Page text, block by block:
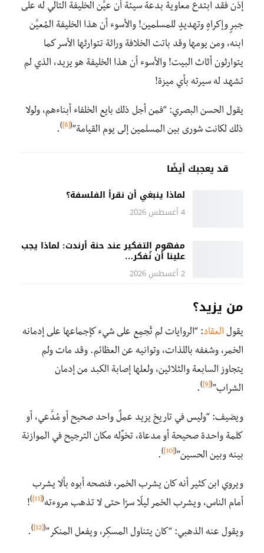
إذن فقد ابتدع معاوية بدعة سيئة أن عيَّن الخليفة التالي له على
جبرٍ وإكراهٍ وتهديدٍ للمسلمين! والأسوء أن هذا الخليفة المُعيَّن
ابنه، ومن يومها وقد باتت الخلافة وراثة تتوارثها الأسر كما
يتوارثون أثاث البيت! والأسوء أن هذا الخليفة هو يزيد، الذي لم
تشهد له سيرته بأي ميزة!
يقول الحسن البصري: “فمن أجل ذلك بايع الخلفاء أبناءهم، ولولا
ذلك لكانت شورى بين المسلمين إلى يوم القيامة”(
[8]
)
.
قد يعجبك أيضًا
لماذا ينبغي أن نقرأ الفلسفة؟
4 أغسطس 2026
مفهوم التفكير عند حنة أرندت: لماذا يجب
علينا أن نُفكر…
2 أغسطس 2026
من يزيد؟
يقول العقاد: “الروايات لم تُجمِع على شيء كإجماعها على إدمانه
الخمر، وشغفه باللذات، وتوانيه عن العظائم. وقد مات ولم
يتجاوز السابعة والثلاثين، ولعلها إصابة الكبد من إدمان
الشراب”(
[9]
)
.
ويضيف: “وليس في تاريخ يزيد عملٌ واحد صحيح أو مُدَّعي، أو
كلمة واحدة صحيحة أو مدعاة، تخوِّله مكان الترجيح في الموازنة
بينه وبين الحسين”(
[10]
)
.
ويروي ابن كثير أنه كان يشرب الخمر، فنصحه أبوه بألا يشرب
أمام الناس، ويشرب الخمر ليلًا سرًا حتى لا تذهب مروءته(
[11]
)
!
ويقول عنه الذهبي: “كان يتناول المسكِر، ويفعل المنكر”(
[12]
)
.